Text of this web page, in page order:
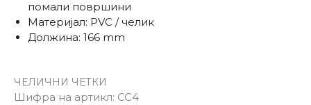
ЧЕЛИЧНИ ЧЕТКИ
Шифра на артикл: CC4
помали површини
Материјал: PVC / челик
Должина: 166 mm